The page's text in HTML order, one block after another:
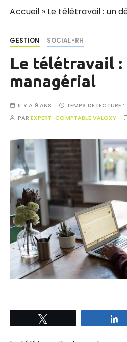
Accueil » Le télétravail : un
GESTION SOCIAL-RH
Le télétravail :
managérial
IL Y A 9 ANS TEMPS DE LECTURE :
PAREXPERT-COMPTABLE VALOXY